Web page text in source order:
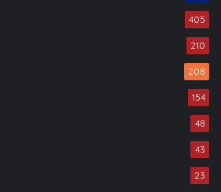
405
210
208
154
48
43
23